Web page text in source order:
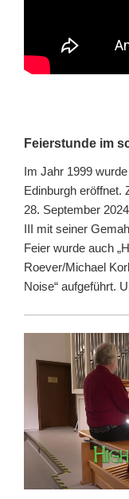
Feierstunde im
Im Jahr 1999
Edinburgh eröffnet.
28. September
III mit seiner
Feier wurde auch
Roever/Michael
Noise“ aufgeführt.